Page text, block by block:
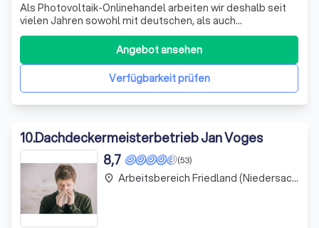
Als Photovoltaik-Onlinehandel arbeiten wir deshalb seit
vielen Jahren sowohl mit deutschen, als auch
internationalen Firmen aus der Photovoltaik-Branche
zusammen und können Aufträge dank eigenem Lager
schnell und sicher liefern. Hierbei steht vorallem eine
kundenzpezifische Beratung, Qualität und Se
Verfügbarkeit prüfen
Angebot ansehen
10.Dachdeckermeisterbetrieb Jan Voges
(53)
8,7
place Arbeitsbereich Friedland (Niedersachsen)